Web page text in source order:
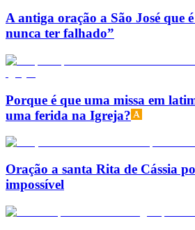
A antiga oração a São José que
nunca ter falhado”
Porque é que uma missa em
uma ferida na Igreja?
Oração a santa Rita de Cássia
impossível